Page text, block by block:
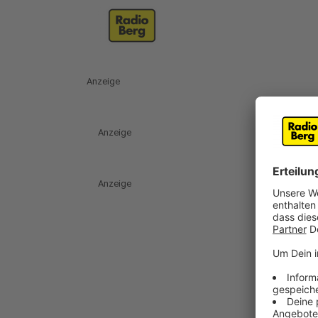
Anzeige
Anzeige
Anzeige